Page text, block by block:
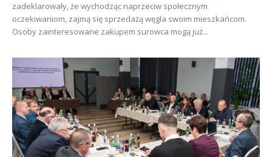
zadeklarowały, że wychodząc naprzeciw społecznym
oczekiwaniom, zajmą się sprzedażą węgla swoim mieszkańcom.
Osoby zainteresowane zakupem surowca mogą już...